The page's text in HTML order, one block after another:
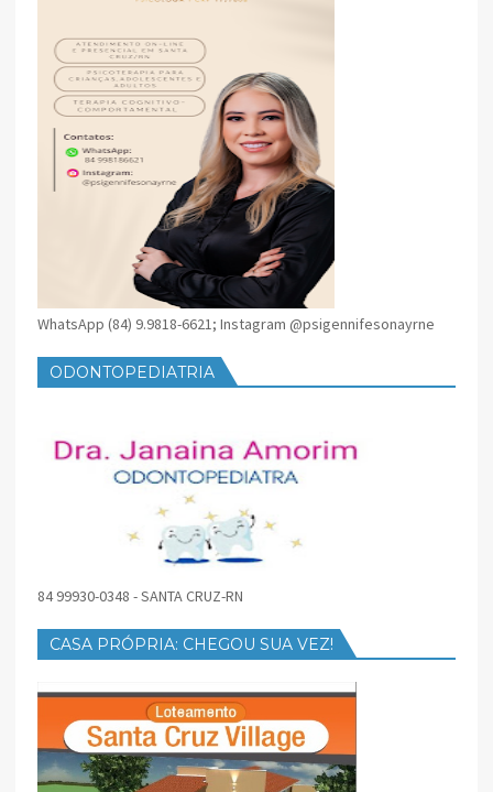
WhatsApp (84) 9.9818-6621; Instagram @psigennifesonayrne
ODONTOPEDIATRIA
84 99930-0348 - SANTA CRUZ-RN
CASA PRÓPRIA: CHEGOU SUA VEZ!